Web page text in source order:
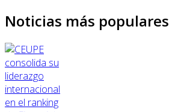
Noticias más populares